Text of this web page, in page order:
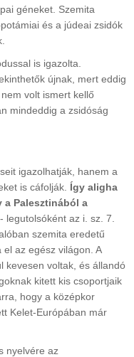
géneket. Szemita
és a júdeai zsidók
is igazolta.
újnak, mert eddig
volt ismert kellő
mindeddig a zsidóság
igazolhatják, hanem a
is cáfolják. Így aligha
a Palesztinából a
- legutolsóként az i. sz. 7.
szemita eredetű
az egész világon. A
kevesen voltak, és állandó
kitett kis csoportjaik
hogy a középkor
Kelet-Európában már
nyelvére az